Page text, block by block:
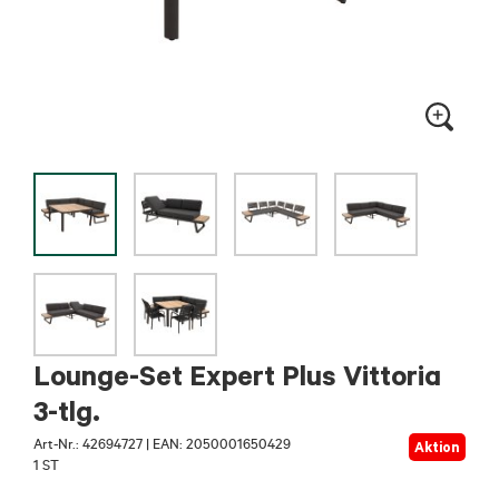
Lounge-Set Expert Plus Vittoria
3-tlg.
Art-Nr.: 42694727 | EAN: 2050001650429
1 ST
Aktion